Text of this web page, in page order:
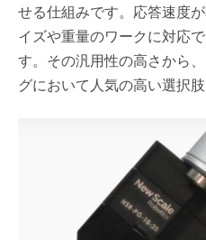
せる仕組みです。応答速度
イズや重量のワークに対応
す。その汎用性の高さから
グにおいて人気の高い選択肢